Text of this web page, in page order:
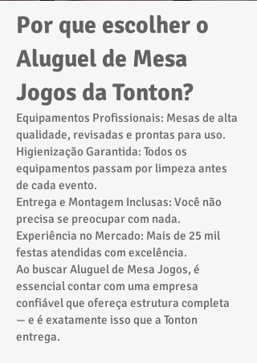
Por que escolher o
Aluguel de Mesa
Jogos da Tonton?
Equipamentos Profissionais: Mesas de alta
qualidade, revisadas e prontas para uso.
Higienização Garantida: Todos os
equipamentos passam por limpeza antes
de cada evento.
Entrega e Montagem Inclusas: Você não
precisa se preocupar com nada.
Experiência no Mercado: Mais de 25 mil
festas atendidas com excelência.
Ao buscar Aluguel de Mesa Jogos, é
essencial contar com uma empresa
confiável que ofereça estrutura completa
— e é exatamente isso que a Tonton
entrega.